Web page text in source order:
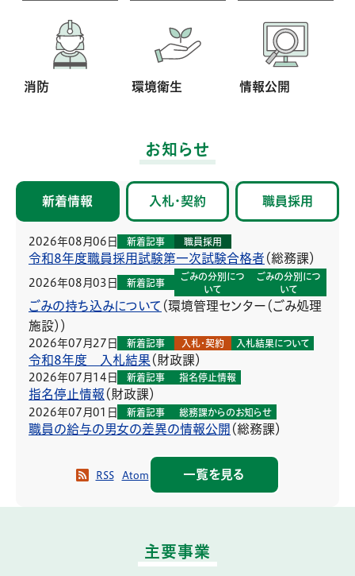
消防 環境衛生 情報公開
お知らせ
新着情報 入札・契約 職員採用
2026年08月06日 新着記事 職員採用
令和8年度職員採用試験第一次試験合格者 （総務課）
2026年08月03日 新着記事
ごみの分別につ
いて
ごみの分別につ
いて
ごみの持ち込みについて （環境管理センター（ごみ処理
施設） ）
2026年07月27日 新着記事 入札・契約 入札結果について
令和8年度 入札結果 （ 財政課）
2026年07月14日 新着記事 指名停止情報
指名停止情報 （ 財政課）
2026年07月01日 新着記事 総務課からのお知らせ
職員の給与の男女の差異の情報公開 （総務課）
RSS Atom 一覧を見る
主要事業